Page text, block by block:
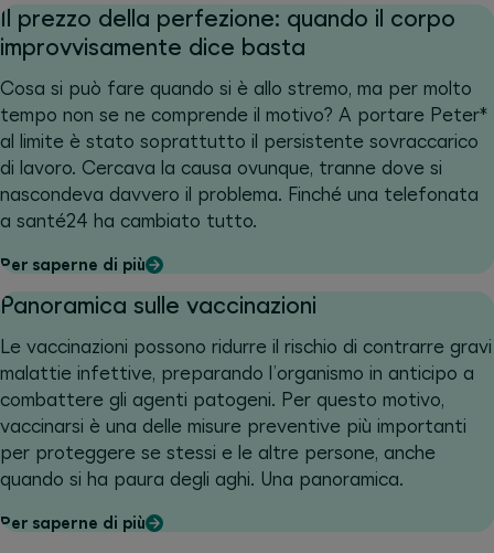
Il prezzo della perfezione: quando il corpo
improvvisamente dice basta
Cosa si può fare quando si è allo stremo, ma per molto
tempo non se ne comprende il motivo? A portare Peter*
al limite è stato soprattutto il persistente sovraccarico
di lavoro. Cercava la causa ovunque, tranne dove si
nascondeva davvero il problema. Finché una telefonata
a santé24 ha cambiato tutto.
Per saperne di più
Panoramica sulle vaccinazioni
Le vaccinazioni possono ridurre il rischio di contrarre gravi
malattie infettive, preparando l’organismo in anticipo a
combattere gli agenti patogeni. Per questo motivo,
vaccinarsi è una delle misure preventive più importanti
per proteggere se stessi e le altre persone, anche
quando si ha paura degli aghi. Una panoramica.
Per saperne di più